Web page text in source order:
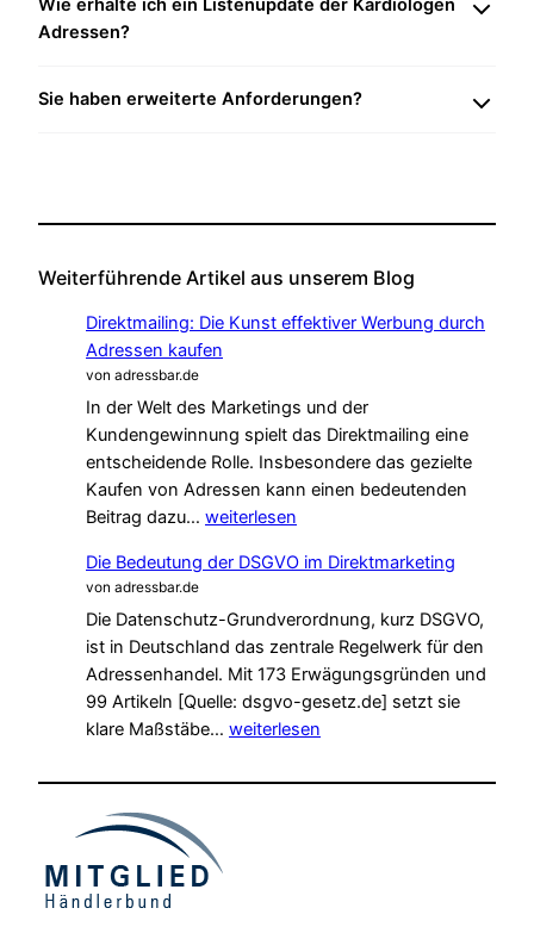
Wie erhalte ich ein Listenupdate der Kardiologen
Adressen?
Sie haben erweiterte Anforderungen?
Weiterführende Artikel aus unserem Blog
Direktmailing: Die Kunst effektiver Werbung durch
Adressen kaufen
von adressbar.de
In der Welt des Marketings und der
Kundengewinnung spielt das Direktmailing eine
entscheidende Rolle. Insbesondere das gezielte
Kaufen von Adressen kann einen bedeutenden
Beitrag dazu… Direktmailing:
Kunst
Werbung
durch
Adressen
kaufen
weiterlesen
Die Bedeutung der DSGVO im Direktmarketing
von adressbar.de
Die Datenschutz-Grundverordnung, kurz DSGVO,
ist in Deutschland das zentrale Regelwerk für den
Adressenhandel. Mit 173 Erwägungsgründen und
99 Artikeln [Quelle: dsgvo-gesetz.de] setzt sie
klare Maßstäbe… Die
der
weiterlesen